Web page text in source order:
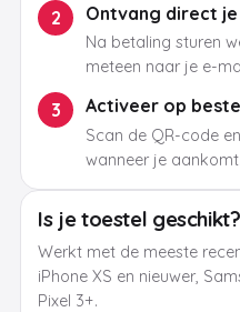
2 Ontvang direct
Na betaling sturen
meteen naar je e-
3 Activeer op
Scan de QR-code
wanneer je aankomt.
Is je toestel geschikt?
Werkt met de meeste
iPhone XS en nieuwer,
Pixel 3+.